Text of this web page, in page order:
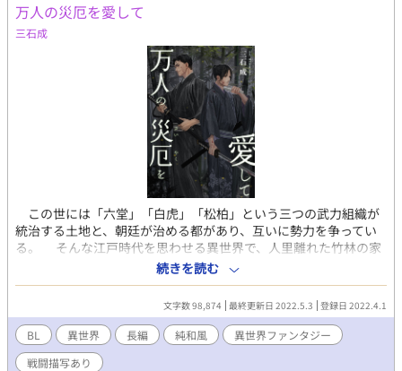
万人の災厄を愛して
三石成
この世には「六堂」「白虎」「松柏」という三つの武力組織が
統治する土地と、朝廷が治める都があり、互いに勢力を争ってい
る。 そんな江戸時代を思わせる異世界で、人里離れた竹林の家
に暮らす藤と浄。 一見なんでもない暮らしをおくっている彼ら
だが、藤にはある思惑があった。それは、浄を生涯誰にも会わせ
ず竹林の家に隔離しておくこと。 浄はあまりにも強すぎたの
だ。「万人の災厄」と呼べるほどに。 表紙イラスト：鴉鬼助
（@Gera4nium）
続きを読む
文字数 98,874 最終更新日 2022.5.3 登録日 2022.4.1
BL 異世界 長編 純和風
異世界ファンタジー
戦闘描写あり